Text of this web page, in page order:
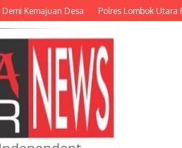
Desa Polres Lombok Utara